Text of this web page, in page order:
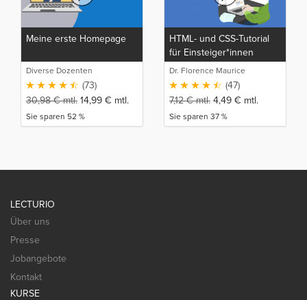
Meine erste Homepage
Diverse Dozenten
(73)
30,98€mtl. 14,99 € mtl.
Sie sparen 52 %
HTML- und CSS-Tutorial
für Einsteiger*innen
Dr. Florence Maurice
(47)
7,12€mtl. 4,49 € mtl.
Sie sparen 37 %
LECTURIO
Über uns
Presse
Jobangebote
Kontakt
KURSE